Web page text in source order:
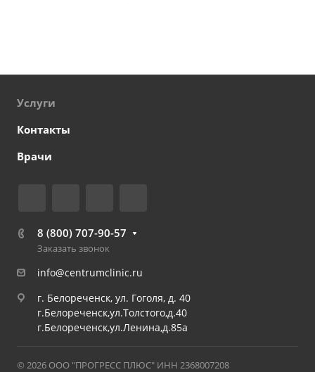
Услуги
Контакты
Врачи
8 (800) 707-90-57
Заказать звонок
info@centrumclinic.ru
г. Белореченск, ул. Гоголя, д. 40
г.Белореченск,ул.Толстого,д.40
г.Белореченск,ул.Ленина,д.85а
© 2026 ООО "ПРОГРЕСС ПЛЮС" ИНН 2368007208